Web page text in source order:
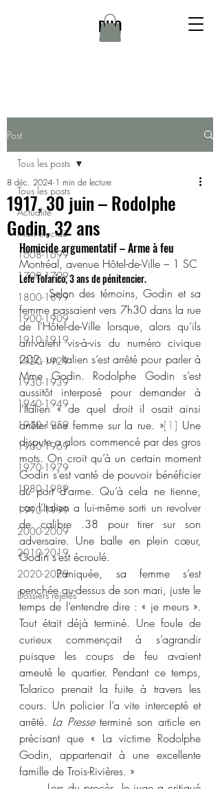
DHQ
Post
Tous les posts
Actualité
Non élucidé
1608-1699
1700-1799
1800-1899
1900-1909
1910-1919
1920-1929
1930-1939
1940-1949
1950-1959
1960-1969
1970-1979
1980-1989
1990-1999
2000-2009
2010-2019
2020-2029
Dossiers rejetés
Tous les posts
1917, 30 juin – Rodolphe
Godin, 32 ans
8 déc. 2024 1 min de lecture
Homicide argumentatif – Arme à feu
Montréal, avenue Hôtel-de-Ville – 1 SC
Lefe Tolarico, 3 ans de pénitencier.
	Selon des témoins, Godin et sa
femme passaient vers 7h30 dans la rue
de l’Hôtel-de-Ville lorsque, alors qu’ils
arrivaient vis-à-vis du numéro civique
202, un Italien s’est arrêté pour parler à
Mme Godin. Rodolphe Godin s’est
aussitôt interposé pour demander à
l’Italien « de quel droit il osait ainsi
arrêter une femme sur la rue. »[1] Une
dispute a alors commencé par des gros
mots. On croit qu’à un certain moment
Godin s’est vanté de pouvoir bénéficier
du port d’arme. Qu’à cela ne tienne,
car l’Italien a lui-même sorti un revolver
de calibre .38 pour tirer sur son
adversaire. Une balle en plein cœur,
Godin s’est écroulé.
	Paniquée, sa femme s’est
penchée au-dessus de son mari, juste le
temps de l’entendre dire : « je meurs ».
Tout était déjà terminé. Une foule de
curieux commençait à s’agrandir
puisque les coups de feu avaient
ameuté le quartier. Pendant ce temps,
Tolarico prenait la fuite à travers les
cours. Un policier l’a vite intercepté et
arrêté. La Presse terminé son article en
précisant que « La victime Rodolphe
Godin, appartenait à une excellente
famille de Trois-Rivières. »